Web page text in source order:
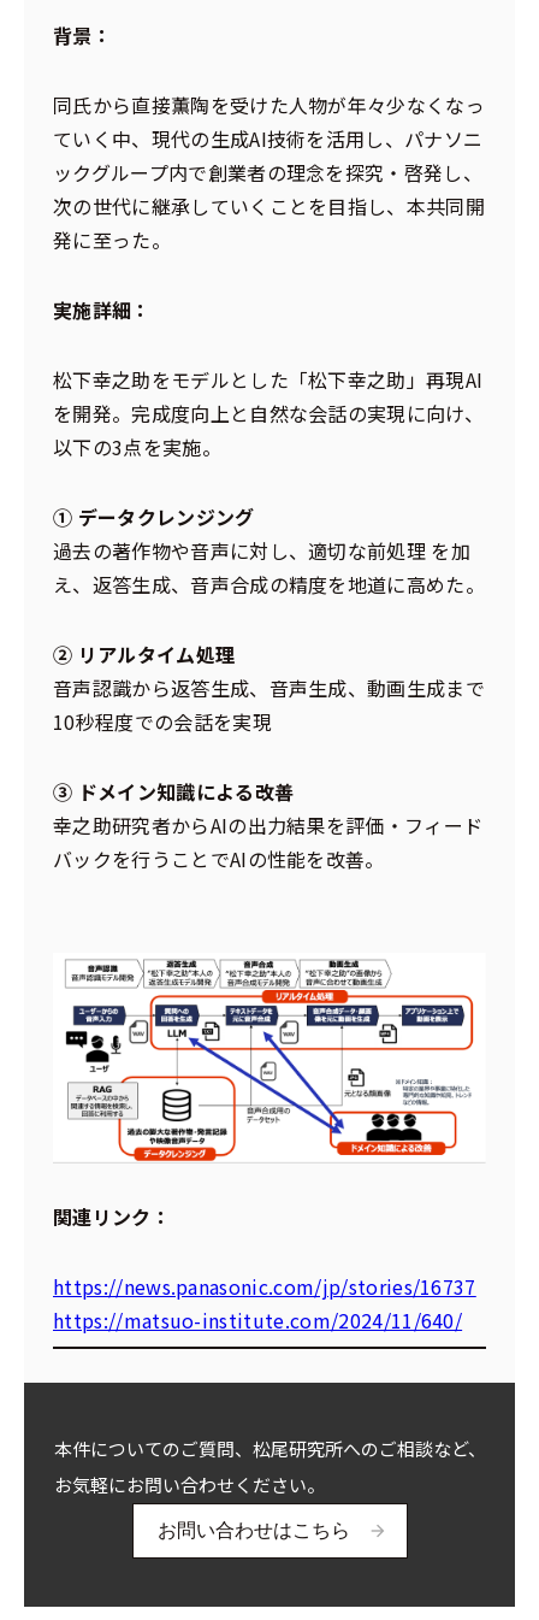
背景：
同氏から直接薫陶を受けた人物が年々少なくなっ
ていく中、現代の生成AI技術を活用し、パナソニ
ックグループ内で創業者の理念を探究・啓発し、
次の世代に継承していくことを目指し、本共同開
発に至った。
実施詳細：
松下幸之助をモデルとした「松下幸之助」再現AI
を開発。完成度向上と自然な会話の実現に向け、
以下の3点を実施。
① データクレンジング
過去の著作物や音声に対し、適切な前処理 を加
え、返答生成、音声合成の精度を地道に高めた。
② リアルタイム処理
音声認識から返答生成、音声生成、動画生成まで
10秒程度での会話を実現
③ ドメイン知識による改善
幸之助研究者からAIの出力結果を評価・フィード
バックを行うことでAIの性能を改善。
関連リンク：
https://news.panasonic.com/jp/stories/16737
https://matsuo-institute.com/2024/11/640/
本件についてのご質問、松尾研究所へのご相談など、
お気軽にお問い合わせください。
お問い合わせはこちら